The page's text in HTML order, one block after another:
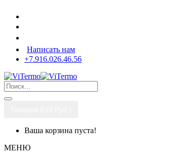
Написать нам
+7.916.026.46.56
Ваша корзина пуста!
МЕНЮ